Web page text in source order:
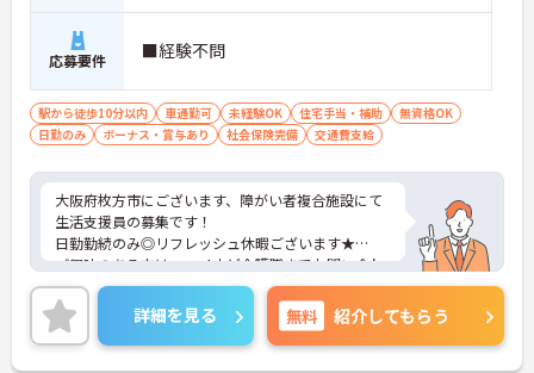
応募要件 ■経験不問
駅から徒歩10分以内 車通勤可 未経験OK 住宅手当・補助
無資格OK
日勤のみ
ボーナス・賞与あり 社会保険完備 交通費支給
大阪府枚方市にございます、障がい者複合施設にて
生活支援員の募集です！
日勤勤続のみ◎リフレッシュ休暇ございます★
ご興味のある方は、マイナビ介護職までお問い合わ
せください。
詳細を見る 無料 紹介してもらう